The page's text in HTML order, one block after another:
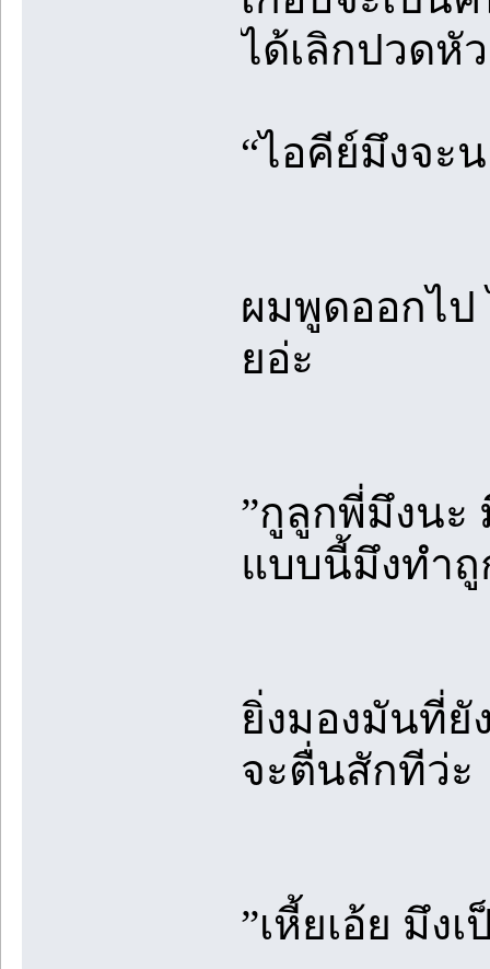
ได้เลิกปวดหั
“ไอคีย์มึงจะ
ผมพูดออกไป
ยอ่ะ
”กูลูกพี่มึงนะ
แบบนี้มึงทำถู
ยิ่งมองมันที่ยั
จะตื่นสักทีว่ะ
”เหี้ยเอ้ย มึง